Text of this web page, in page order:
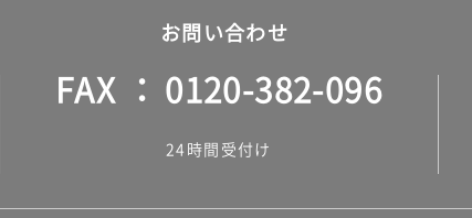
お問い合わせ
FAX 0120-382-096
24時間受付け